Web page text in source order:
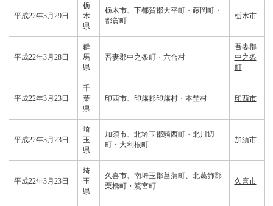
平成22年3月29日
栃
木
県
栃木市、下都賀郡大平町・藤岡町・
都賀町
栃木市
平成22年3月28日
群
馬
県
吾妻郡中之条町・六合村
吾妻郡
中之条
町
平成22年3月23日
千
葉
県
印西市、印旛郡印旛村・本埜村 印西市
平成22年3月23日
埼
玉
県
加須市、北埼玉郡騎西町・北川辺
町・大利根町
加須市
平成22年3月23日
埼
玉
県
久喜市、南埼玉郡菖蒲町、北葛飾郡
栗橋町・鷲宮町
久喜市